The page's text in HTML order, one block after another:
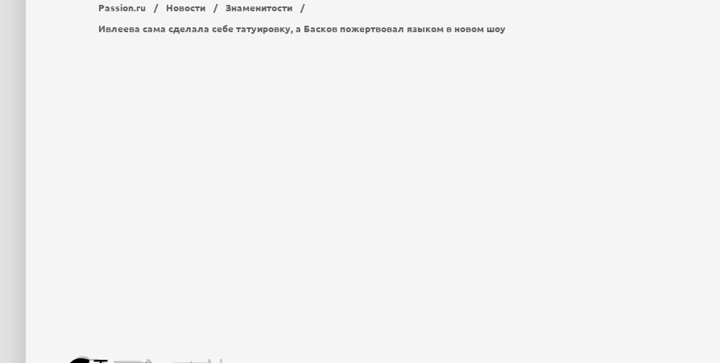
Passion.ru / Новости / Знаменитости
/
Ивлеева сама сделала себе татуировку, а Басков пожертвовал языком в новом шоу